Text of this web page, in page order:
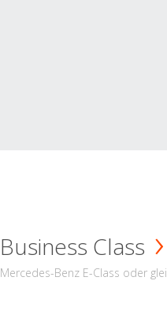
Business Class
Mercedes-Benz E-Class oder